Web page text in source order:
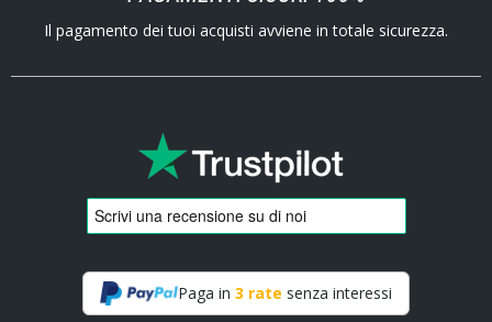
Il pagamento dei tuoi acquisti avviene in totale sicurezza.
Paga in 3 rate senza interessi